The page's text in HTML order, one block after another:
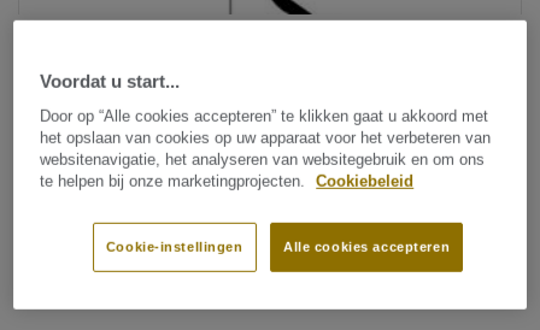
Bekijk alle designs (3)
|Plinten
Voordat u start...
Door op “Alle cookies accepteren” te klikken gaat u akkoord met
het opslaan van cookies op uw apparaat voor het verbeteren van
websitenavigatie, het analyseren van websitegebruik en om ons
te helpen bij onze marketingprojecten.
Cookiebeleid
Alle cookies accepteren
Cookie-instellingen